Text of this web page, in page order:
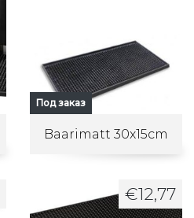
Под заказ
Baarimatt 30x15cm
€12,77